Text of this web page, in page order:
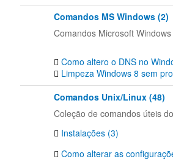
Comandos MS Windows (2)
Comandos Microsoft Windows
Como altero o DNS no
Limpeza Windows 8 sem
Comandos Unix/Linux (48)
Coleção de comandos úteis
Instalações (3)
Como alterar as